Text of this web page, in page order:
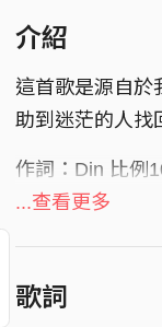
介紹
這首歌是源自於
助到迷茫的人找
作詞：Din 比例
作曲：Din 比例
...查看更多
歌詞